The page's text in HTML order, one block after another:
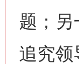
题；另
追究领